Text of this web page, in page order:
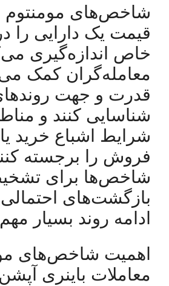
شاخص‌های مومنتوم
قیمت یک دارایی را
خاص اندازه‌گیری
معامله‌گران کمک
قدرت و جهت روندهای
شناسایی کنند و
شرایط اشباع خرید
فروش را برجسته
شاخص‌ها برای
بازگشت‌های احتمالی
ادامه روند بسیار
اهمیت شاخص‌های
معاملات باینری آپشن